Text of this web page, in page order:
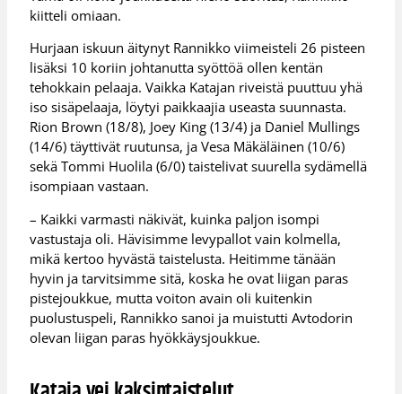
kiitteli omiaan.
Hurjaan iskuun äitynyt Rannikko viimeisteli 26 pisteen
lisäksi 10 koriin johtanutta syöttöä ollen kentän
tehokkain pelaaja. Vaikka Katajan riveistä puuttuu yhä
iso sisäpelaaja, löytyi paikkaajia useasta suunnasta.
Rion Brown (18/8), Joey King (13/4) ja Daniel Mullings
(14/6) täyttivät ruutunsa, ja Vesa Mäkäläinen (10/6)
sekä Tommi Huolila (6/0) taistelivat suurella sydämellä
isompiaan vastaan.
– Kaikki varmasti näkivät, kuinka paljon isompi
vastustaja oli. Hävisimme levypallot vain kolmella,
mikä kertoo hyvästä taistelusta. Heitimme tänään
hyvin ja tarvitsimme sitä, koska he ovat liigan paras
pistejoukkue, mutta voiton avain oli kuitenkin
puolustuspeli, Rannikko sanoi ja muistutti Avtodorin
olevan liigan paras hyökkäysjoukkue.